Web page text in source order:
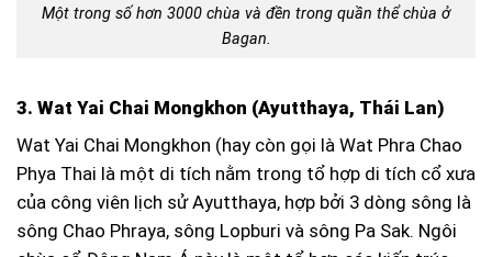
Một trong số hơn 3000 chùa và đền trong quần thể chùa ở
Bagan.
3. Wat Yai Chai Mongkhon (Ayutthaya, Thái Lan)
Wat Yai Chai Mongkhon (hay còn gọi là Wat Phra Chao
Phya Thai là một di tích nằm trong tổ hợp di tích cổ xưa
của công viên lịch sử Ayutthaya, hợp bởi 3 dòng sông là
sông Chao Phraya, sông Lopburi và sông Pa Sak. Ngôi